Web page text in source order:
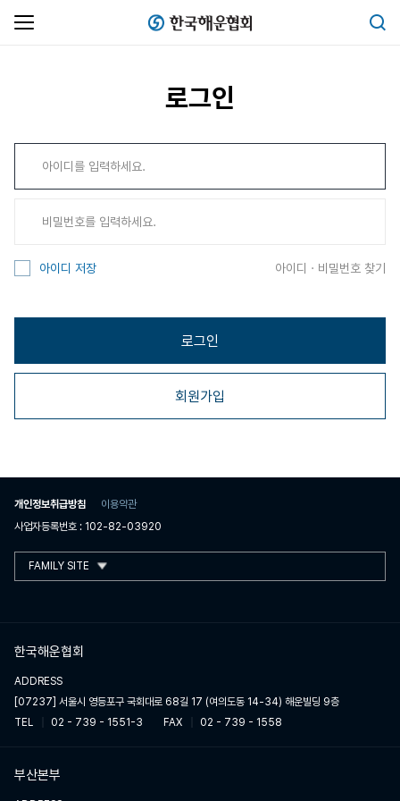
검색
한국해운협회
로그인
아이디 저장 아이디 · 비밀번호 찾기
로그인
회원가입
개인정보취급방침
이용약관
사업자등록번호 : 102-82-03920
FAMILY SITE
한국해운협회
ADDRESS
[07237] 서울시 영등포구 국회대로 68길 17 (여의도동 14-34) 해운빌딩 9층
TEL
02 - 739 - 1551-3 FAX 02 - 739 - 1558
부산본부